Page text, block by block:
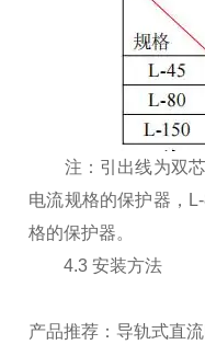
注：引出线为双芯
电流规格的保护器，
格的保护器。
4.3 安装方法
产品推荐：导轨式直